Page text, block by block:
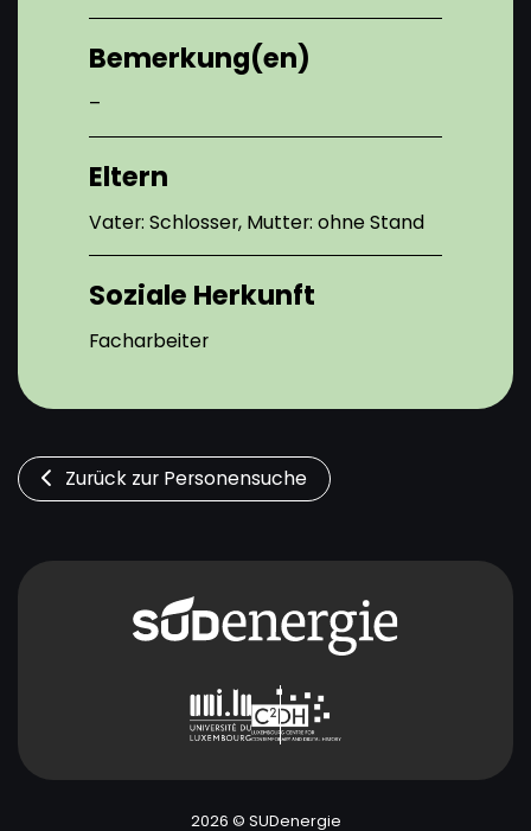
Bemerkung(en)
–
Eltern
Vater: Schlosser, Mutter: ohne Stand
Soziale Herkunft
Facharbeiter
Zurück zur Personensuche
2026 © SUDenergie